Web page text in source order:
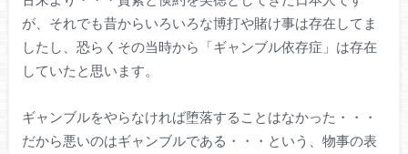
が、それでも昔からいろいろな博打や賭け事は存在してま
したし、恐らくその当時から「ギャンブル依存症」は存在
していたと思います。
ギャンブルをやらなければ堕落することはなかった・・・
だから悪いのはギャンブルである・・・という、物事の表